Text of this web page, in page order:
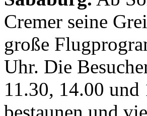
Cremer seine
große
Uhr. Die
11.30, 14.00